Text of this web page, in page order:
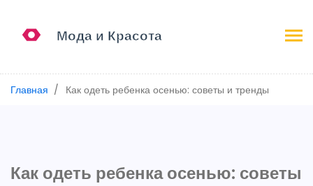
Главная Как одеть ребенка осенью: советы и тренды
Как одеть ребенка осенью: советы